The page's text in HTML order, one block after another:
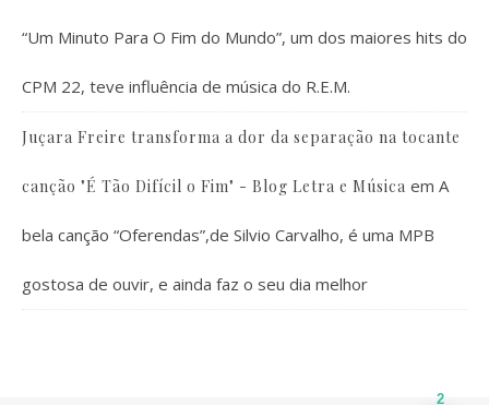
“Um Minuto Para O Fim do Mundo”, um dos maiores hits do
CPM 22, teve influência de música do R.E.M.
Juçara Freire transforma a dor da separação na tocante
canção "É Tão Difícil o Fim" - Blog Letra e Música em A
bela canção “Oferendas”,de Silvio Carvalho, é uma MPB
gostosa de ouvir, e ainda faz o seu dia melhor
2